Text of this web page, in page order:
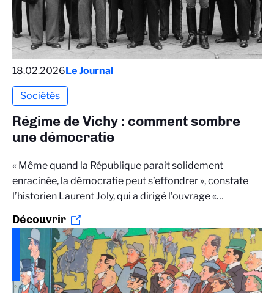
18.02.2026Le Journal
Sociétés
Régime de Vichy : comment sombre
une démocratie
« Même quand la République parait solidement
enracinée, la démocratie peut s’effondrer », constate
l’historien Laurent Joly, qui a dirigé l’ouvrage «…
Découvrir